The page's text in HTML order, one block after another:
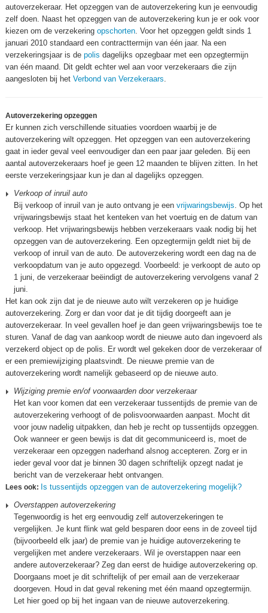
autoverzekeraar. Het opzeggen van de autoverzekering kun je eenvoudig
zelf doen. Naast het opzeggen van de autoverzekering kun je er ook voor
kiezen om de verzekering opschorten. Voor het opzeggen geldt sinds 1
januari 2010 standaard een contracttermijn van één jaar. Na een
verzekeringsjaar is de polis dagelijks opzegbaar met een opzegtermijn
van één maand. Dit geldt echter wel aan voor verzekeraars die zijn
aangesloten bij het Verbond van Verzekeraars.
Autoverzekering opzeggen
Er kunnen zich verschillende situaties voordoen waarbij je de
autoverzekering wilt opzeggen. Het opzeggen van een autoverzekering
gaat in ieder geval veel eenvoudiger dan een paar jaar geleden. Bij een
aantal autoverzekeraars hoef je geen 12 maanden te blijven zitten. In het
eerste verzekeringsjaar kun je dan al dagelijks opzeggen.
Verkoop of inruil auto
Bij verkoop of inruil van je auto ontvang je een vrijwaringsbewijs. Op het
vrijwaringsbewijs staat het kenteken van het voertuig en de datum van
verkoop. Het vrijwaringsbewijs hebben verzekeraars vaak nodig bij het
opzeggen van de autoverzekering. Een opzegtermijn geldt niet bij de
verkoop of inruil van de auto. De autoverzekering wordt een dag na de
verkoopdatum van je auto opgezegd. Voorbeeld: je verkoopt de auto op
1 juni, de verzekeraar beëindigt de autoverzekering vervolgens vanaf 2
juni.
Het kan ook zijn dat je de nieuwe auto wilt verzekeren op je huidige
autoverzekering. Zorg er dan voor dat je dit tijdig doorgeeft aan je
autoverzekeraar. In veel gevallen hoef je dan geen vrijwaringsbewijs toe te
sturen. Vanaf de dag van aankoop wordt de nieuwe auto dan ingevoerd als
verzekerd object op de polis. Er wordt wel gekeken door de verzekeraar of
er een premiewijziging plaatsvindt. De nieuwe premie van de
autoverzekering wordt namelijk gebaseerd op de nieuwe auto.
Wijziging premie en/of voorwaarden door verzekeraar
Het kan voor komen dat een verzekeraar tussentijds de premie van de
autoverzekering verhoogt of de polisvoorwaarden aanpast. Mocht dit
voor jouw nadelig uitpakken, dan heb je recht op tussentijds opzeggen.
Ook wanneer er geen bewijs is dat dit gecommuniceerd is, moet de
verzekeraar een opzeggen naderhand alsnog accepteren. Zorg er in
ieder geval voor dat je binnen 30 dagen schriftelijk opzegt nadat je
bericht van de verzekeraar hebt ontvangen.
Lees ook: Is tussentijds opzeggen van de autoverzekering mogelijk?
Overstappen autoverzekering
Tegenwoordig is het erg eenvoudig zelf autoverzekeringen te
vergelijken. Je kunt flink wat geld besparen door eens in de zoveel tijd
(bijvoorbeeld elk jaar) de premie van je huidige autoverzekering te
vergelijken met andere verzekeraars. Wil je overstappen naar een
andere autoverzekeraar? Zeg dan eerst de huidige autoverzekering op.
Doorgaans moet je dit schriftelijk of per email aan de verzekeraar
doorgeven. Houd in dat geval rekening met één maand opzegtermijn.
Let hier goed op bij het ingaan van de nieuwe autoverzekering.